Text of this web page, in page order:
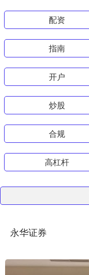
配资
指南
开户
炒股
合规
高杠杆
永华证券